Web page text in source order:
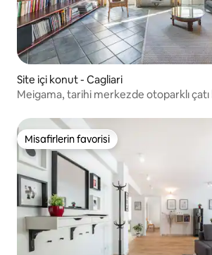
Site içi konut - Cagliari
Meigama, tarihi merkezde otoparklı çatı
Misafirlerin favorisi
Misafirlerin favorisi